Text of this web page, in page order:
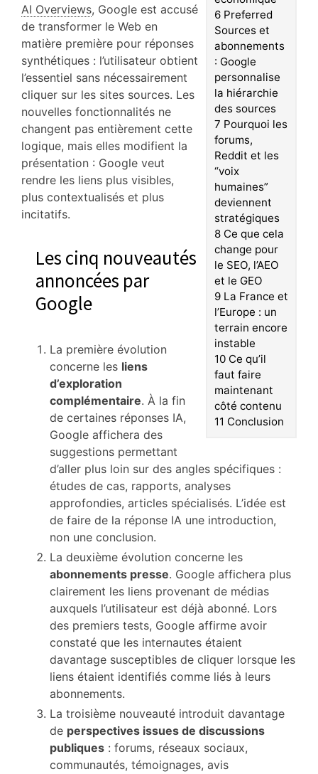
6 Preferred
Sources et
abonnements
: Google
personnalise
la hiérarchie
des sources
7 Pourquoi les
forums,
Reddit et les
“voix
humaines”
deviennent
stratégiques
8 Ce que cela
change pour
le SEO, l’AEO
et le GEO
9 La France et
l’Europe : un
terrain encore
instable
10 Ce qu’il
faut faire
maintenant
côté contenu
11 Conclusion
AI Overviews, Google est accusé
de transformer le Web en
matière première pour réponses
synthétiques : l’utilisateur obtient
l’essentiel sans nécessairement
cliquer sur les sites sources. Les
nouvelles fonctionnalités ne
changent pas entièrement cette
logique, mais elles modifient la
présentation : Google veut
rendre les liens plus visibles,
plus contextualisés et plus
incitatifs.
Les cinq nouveautés
annoncées par
Google
La première évolution
concerne les liens
d’exploration
complémentaire. À la fin
de certaines réponses IA,
Google affichera des
suggestions permettant
d’aller plus loin sur des angles spécifiques :
études de cas, rapports, analyses
approfondies, articles spécialisés. L’idée est
de faire de la réponse IA une introduction,
non une conclusion.
La deuxième évolution concerne les
abonnements presse. Google affichera plus
clairement les liens provenant de médias
auxquels l’utilisateur est déjà abonné. Lors
des premiers tests, Google affirme avoir
constaté que les internautes étaient
davantage susceptibles de cliquer lorsque les
liens étaient identifiés comme liés à leurs
abonnements.
La troisième nouveauté introduit davantage
de perspectives issues de discussions
publiques : forums, réseaux sociaux,
communautés, témoignages, avis